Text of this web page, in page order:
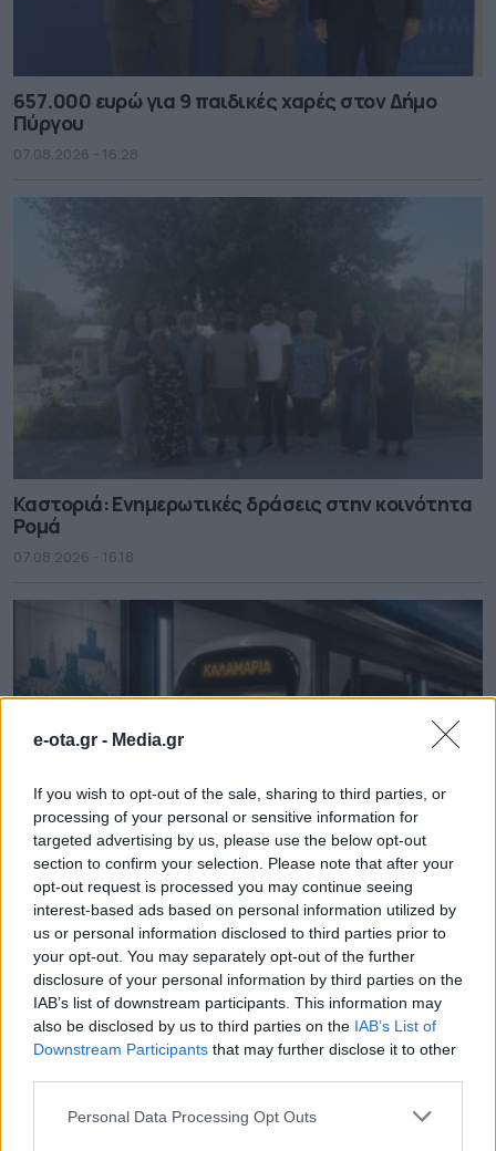
e-ota.gr - Media.gr
If you wish to opt-out of the sale, sharing to third parties, or
processing of your personal or sensitive information for
targeted advertising by us, please use the below opt-out
section to confirm your selection. Please note that after your
opt-out request is processed you may continue seeing
interest-based ads based on personal information utilized by
us or personal information disclosed to third parties prior to
your opt-out. You may separately opt-out of the further
disclosure of your personal information by third parties on the
IAB’s list of downstream participants. This information may
also be disclosed by us to third parties on the IAB’s List of
Downstream Participants that may further disclose it to other
Personal Data Processing Opt Outs
657.000 ευρώ για 9 παιδικές χαρές στον Δήμο
Πύργου
07.08.2026 - 16.28
Καστοριά: Ενημερωτικές δράσεις στην κοινότητα
Ρομά
07.08.2026 - 16.18
Ξεκινούν τα δοκιμαστικά δρομολόγια της
επέκτασης του Μετρό προς την Καλαμαριά
07.08.2026 - 16.12